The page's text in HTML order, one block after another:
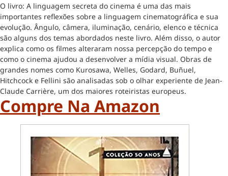
O livro: A linguagem secreta do cinema é uma das mais
importantes reflexões sobre a linguagem cinematográfica e sua
evolução. Ângulo, câmera, iluminação, cenário, elenco e técnica
são alguns dos temas abordados neste livro. Além disso, o autor
explica como os filmes alteraram nossa percepção do tempo e
como o cinema ajudou a desenvolver a mídia visual. Obras de
grandes nomes como Kurosawa, Welles, Godard, Buñuel,
Hitchcock e Fellini são analisadas sob o olhar experiente de Jean-
Claude Carrière, um dos maiores roteiristas europeus.
Compre Na Amazon